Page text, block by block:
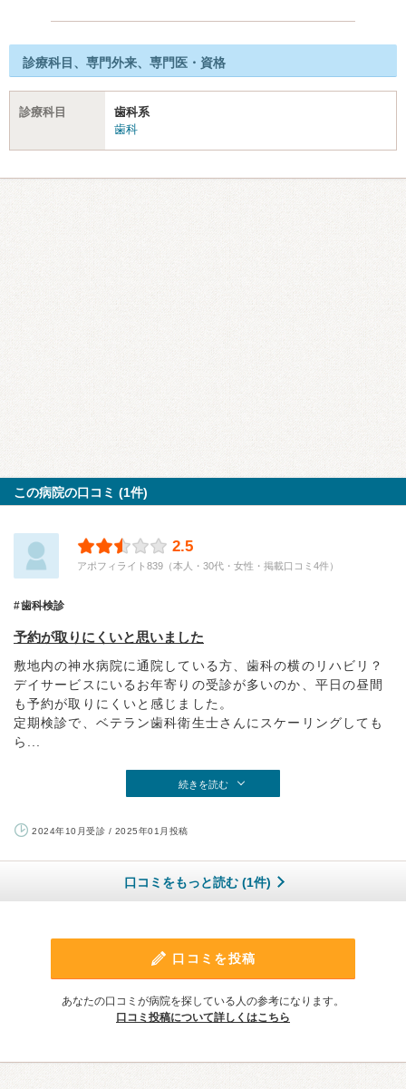
診療科目、専門外来、専門医・資格
診療科目
歯科系
歯科
この病院の口コミ (1件)
2.5
アポフィライト839（本人・30代・女性・掲載口コミ4件）
歯科検診
予約が取りにくいと思いました
敷地内の神水病院に通院している方、歯科の横のリハビリ？
デイサービスにいるお年寄りの受診が多いのか、平日の昼間
も予約が取りにくいと感じました。
定期検診で、ベテラン歯科衛生士さんにスケーリングしても
ら...
続きを読む
2024年10月受診 / 2025年01月投稿
口コミをもっと読む (1件)
口コミを投稿
あなたの口コミが病院を探している人の参考になります。
口コミ投稿について詳しくはこちら